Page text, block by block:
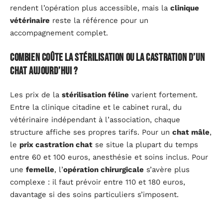
rendent l’opération plus accessible, mais la clinique
vétérinaire reste la référence pour un
accompagnement complet.
Combien coûte la stérilisation ou la castration d’un
chat aujourd’hui ?
Les prix de la stérilisation féline varient fortement.
Entre la clinique citadine et le cabinet rural, du
vétérinaire indépendant à l’association, chaque
structure affiche ses propres tarifs. Pour un chat mâle,
le prix castration chat se situe la plupart du temps
entre 60 et 100 euros, anesthésie et soins inclus. Pour
une femelle, l’opération chirurgicale s’avère plus
complexe : il faut prévoir entre 110 et 180 euros,
davantage si des soins particuliers s’imposent.